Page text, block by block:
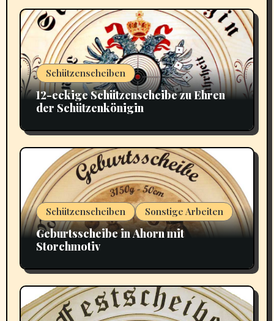
Schützenscheiben
12-eckige Schützenscheibe zu Ehren
der Schützenkönigin
Schützenscheiben Sonstige Arbeiten
Geburtsscheibe in Ahorn mit
Storchmotiv